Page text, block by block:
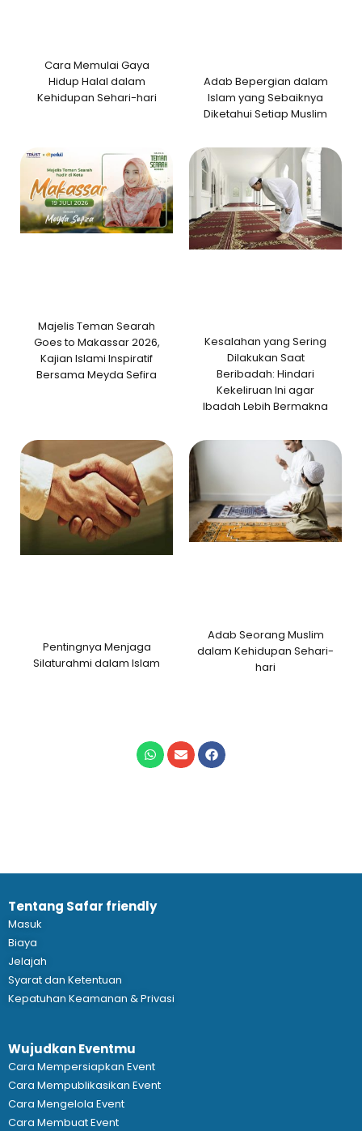
Cara Memulai Gaya
Hidup Halal dalam
Kehidupan Sehari-hari
Adab Bepergian dalam
Islam yang Sebaiknya
Diketahui Setiap Muslim
Majelis Teman Searah
Goes to Makassar 2026,
Kajian Islami Inspiratif
Bersama Meyda Sefira
Kesalahan yang Sering
Dilakukan Saat
Beribadah: Hindari
Kekeliruan Ini agar
Ibadah Lebih Bermakna
Pentingnya Menjaga
Silaturahmi dalam Islam
Adab Seorang Muslim
dalam Kehidupan Sehari-
hari
Tentang Safar friendly
Masuk
Biaya
Jelajah
Syarat dan Ketentuan
Kepatuhan Keamanan & Privasi
Wujudkan Eventmu
Cara Mempersiapkan Event
Cara Mempublikasikan Event
Cara Mengelola Event
Cara Membuat Event